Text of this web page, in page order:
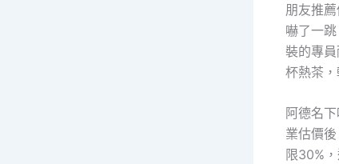
朋友推
嚇了一
裝的專
杯熱茶
阿德名
業估價
限30%